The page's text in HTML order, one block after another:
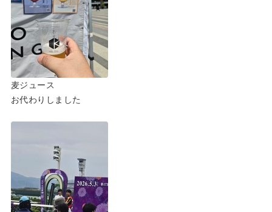
麦ジュース
お代わりしました